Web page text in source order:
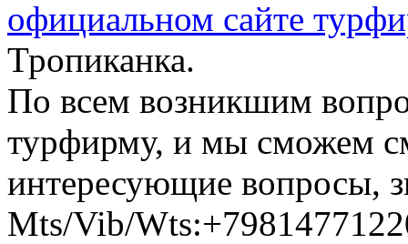
официальном сайте
Тропиканка.
По всем возникшим
турфирму, и мы сможем
интересующие вопросы,
Mts/Vib/